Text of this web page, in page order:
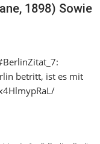
1898) Sowie
betritt, ist es mit